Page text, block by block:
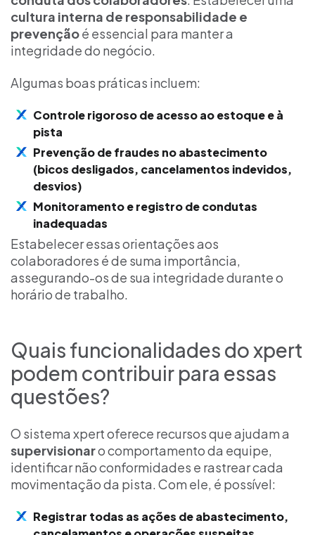
cultura interna de responsabilidade e
prevençãoé essencial para manter a
integridade do negócio.
Algumas boas práticas incluem:
Controle rigoroso de acesso ao estoque e à
pista
Prevenção de fraudes no abastecimento
(bicos desligados, cancelamentos indevidos,
desvios)
Monitoramento e registro de condutas
inadequadas
Estabelecer essas orientações aos
colaboradores é de suma importância,
assegurando-os de sua integridade durante o
horário de trabalho.
Quais funcionalidades do xpert
podem contribuir para essas
questões?
O sistema xpert oferece recursos que ajudam a
supervisionaro comportamento da equipe,
identificar não conformidades e rastrear cada
movimentação da pista. Com ele, é possível:
Registrar todas as ações de abastecimento,